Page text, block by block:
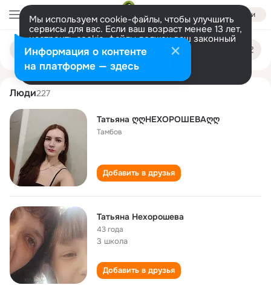
Войти
Мы используем cookie-файлы, чтобы улучшить
сервисы для вас. Если ваш возраст менее 13 лет,
настроить cookie-файлы должен ваш законный
представитель. Больше информации
Разрешить все Настроить
Поиск
людям
tatyana nekhorosheva
Люди227
Татьяна ღღНЕХОРОШЕВАღღ
Тамбов
Добавить в друзья
Татьяна Нехорошева
43 года
3 школа
Добавить в друзья
Информация о контенте
на платформе — здесь